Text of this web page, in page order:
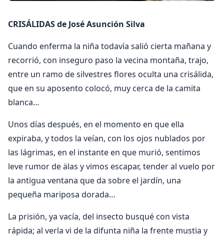
CRISÁLIDAS de José Asunción Silva
Cuando enferma la niña todavía salió cierta mañana y
recorrió, con inseguro paso la vecina montaña, trajo,
entre un ramo de silvestres flores oculta una crisálida,
que en su aposento colocó, muy cerca de la camita
blanca…
Unos días después, en el momento en que ella
expiraba, y todos la veían, con los ojos nublados por
las lágrimas, en el instante en que murió, sentimos
leve rumor de älas y vimos escapar, tender al vuelo por
la antigua ventana que da sobre el jardín, una
pequeña mariposa dorada…
La prisión, ya vacía, del insecto busqué con vista
rápida; al verla vi de la difunta niña la frente mustia y